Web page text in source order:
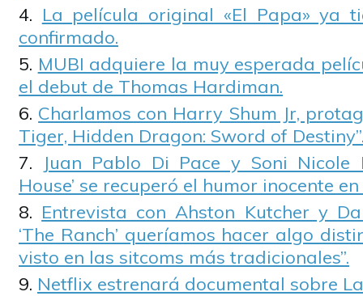
La película original «El Papa» ya
confirmado.
MUBI adquiere la muy esperada
el debut de Thomas Hardiman.
Charlamos con Harry Shum Jr,
Tiger, Hidden Dragon: Sword of
Juan Pablo Di Pace y Soni Nicole
House’ se recuperó el humor inocente
Entrevista con Ahston Kutcher y
‘The Ranch’ queríamos hacer algo
visto en las sitcoms más tradicionales”.
Netflix estrenará documental sobre